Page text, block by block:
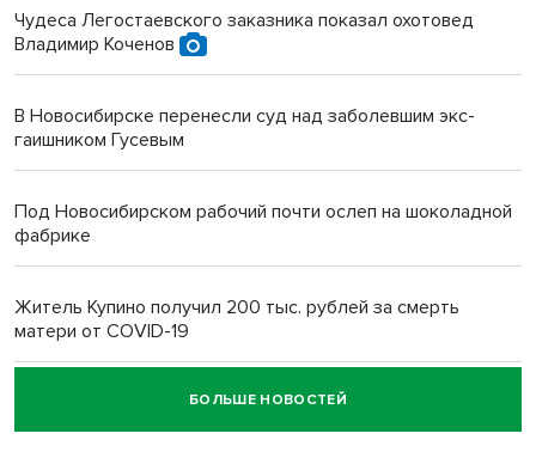
Чудеса Легостаевского заказника показал охотовед
Владимир Коченов
В Новосибирске перенесли суд над заболевшим экс-
гаишником Гусевым
Под Новосибирском рабочий почти ослеп на шоколадной
фабрике
Житель Купино получил 200 тыс. рублей за смерть
матери от COVID-19
Новосибирский суд наказал водителя за смерть
пенсионерки на вокзале
БОЛЬШЕ НОВОСТЕЙ